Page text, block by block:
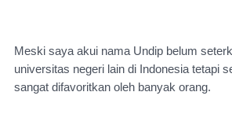
Meski saya akui nama Undip belum
universitas negeri lain di Indonesia tetapi
sangat difavoritkan oleh banyak orang.